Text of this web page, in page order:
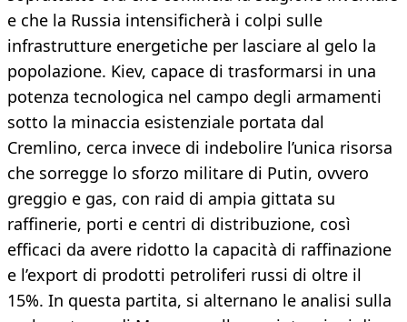
e che la Russia intensificherà i colpi sulle
infrastrutture energetiche per lasciare al gelo la
popolazione. Kiev, capace di trasformarsi in una
potenza tecnologica nel campo degli armamenti
sotto la minaccia esistenziale portata dal
Cremlino, cerca invece di indebolire l’unica risorsa
che sorregge lo sforzo militare di Putin, ovvero
greggio e gas, con raid di ampia gittata su
raffinerie, porti e centri di distribuzione, così
efficaci da avere ridotto la capacità di raffinazione
e l’export di prodotti petroliferi russi di oltre il
15%. In questa partita, si alternano le analisi sulla